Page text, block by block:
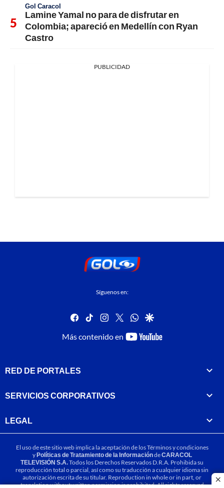
Gol Caracol
Lamine Yamal no para de disfrutar en
Colombia; apareció en Medellín con Ryan
Castro
PUBLICIDAD
Síguenos en:
facebook
tiktok instagram
twitterwhatsapp
google
Más contenido en
youtube-
RED DE PORTALES
SERVICIOS CORPORATIVOS
LEGAL
El uso de este sitio web implica la aceptación de losTérminos y condiciones
yPolíticas de Tratamiento de la InformacióndeCARACOL
TELEVISIÓN S.A.Todos los Derechos Reservados D.R.A. Prohibida su
reproducción total o parcial, así como su traducción a cualquier idioma sin
autorización escrita de su titular. Reproduction in whole or in part, or
translation without written permission is prohibited. All rights reserved